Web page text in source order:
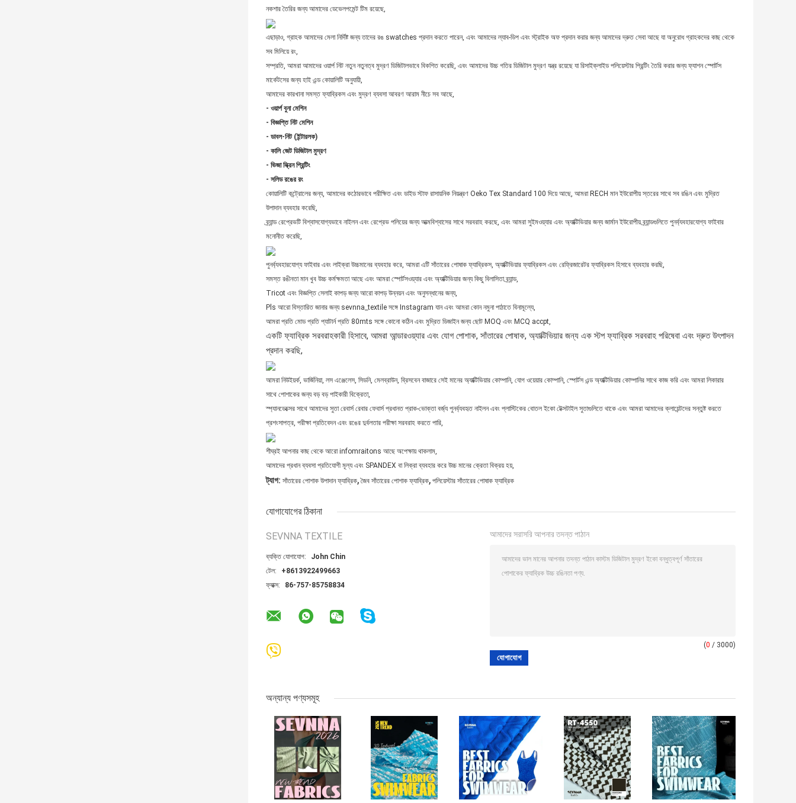
নকশার তৈরির জন্য আমাদের ডেভেলপমেন্ট টিম রয়েছে,
এছাড়াও, গ্রাহক আমাদের মেলা নির্দিষ্ট জন্য তাদের রঙ swatches প্রদান করতে পারেন, এবং আমাদের ল্যাব-ডিপ এবং স্ট্রাইক অফ প্রদান করার জন্য আমাদের দ্রুত সেবা আছে যা অনুরোধ গ্রাহকদের কাছ থেকে
সব মিলিয়ে রং,
সম্প্রতি, আমরা আমাদের ওয়ার্প নিট নতুন নতুনত্ব মুদ্রণ ডিজিটালভাবে বিকশিত করেছি, এবং আমাদের উচ্চ গতির ডিজিটাল মুদ্রণ যন্ত্র রয়েছে যা রিসাইক্লাইড পলিয়েস্টার প্রিন্টিং তৈরি করার জন্য ফ্যাশন স্পোর্টস
মার্কেটসের জন্য হাই এন্ড কোয়ালিটি অনুযায়ী,
আমাদের কারখানা সমস্ত ফ্যাব্রিকস এবং মুদ্রণ ব্যবসা আবরণ আরাম নীচে সব আছে,
- ওয়ার্প বুনা মেশিন
- বিজ্ঞপ্তি নিট মেশিন
- ডাবল-নিট (ইন্টারলক)
- কালি জেট ডিজিটাল মুদ্রণ
- ভিজা স্ক্রিন প্রিন্টিং
- সলিড রঙের রং
কোয়ালিটি কন্ট্রোলের জন্য, আমাদের কঠোরভাবে পরীক্ষিত এবং ডাইড স্টাফ রাসায়নিক নিয়ন্ত্রণ Oeko Tex Standard 100 দিয়ে আছে, আমরা RECH মান ইউরোপীয় স্তরের সাথে সব রঙিন এবং মুদ্রিত
উপাদান ব্যবহার করেছি,
ব্র্যান্ড রেপ্রেভটি বিশ্বাসযোগ্যভাবে নাইলন এবং রেপ্রেভ পলিয়ের জন্য আত্মবিশ্বাসের সাথে সরবরাহ করছে, এবং আমরা সুইমওয়্যার এবং অ্যাক্টিভিয়ার জন্য জার্মান ইউরোপীয় ব্র্যান্ডগুলিতে পুনর্ব্যবহারযোগ্য ফাইবার
মনোনীত করেছি,
পুনর্ব্যবহারযোগ্য ফাইবার এবং লাইক্রা উচ্চমানের ব্যবহার করে, আমরা এটি সাঁতারের পোষাক ফ্যাব্রিকস, অ্যাক্টিভিয়ার ফ্যাব্রিকস এবং রেফ্রিজারেটর ফ্যাব্রিকস হিসাবে ব্যবহার করছি,
সমস্ত রঙীনতা মান খুব উচ্চ কর্মক্ষমতা আছে এবং আমরা স্পোর্টসওয়্যার এবং অ্যাক্টিভিয়ার জন্য কিছু বিলাসিতা ব্র্যান্ড,
Tricot এবং বিজ্ঞপ্তি সেলাই কাপড় জন্য আরো কাপড় উন্নয়ন এবং অনুসন্ধানের জন্য,
Pls আরো বিস্তারিত জানার জন্য sevnna_textile সঙ্গে Instagram যান এবং আমরা কোন নমুনা পাঠাতে বিনামূল্যে,
আমরা প্রতি মোড প্রতি প্যাটার্ন প্রতি 80mts সঙ্গে কোনো কঠিন এবং মুদ্রিত ডিজাইন জন্য ছোট MOQ এবং MCQ accpt,
একটি ফ্যাব্রিক সরবরাহকারী হিসাবে, আমরা আন্ডারওয়্যার এবং যোগ পোশাক, সাঁতারের পোষাক, অ্যাক্টিভিয়ার জন্য এক স্টপ ফ্যাব্রিক সরবরাহ পরিষেবা এবং দ্রুত উৎপাদন
প্রদান করছি,
আমরা নিউইয়র্ক, ভার্জিনিয়া, লস এঞ্জেলেস, সিডনি, মেলব্রাউন, ব্রিসবেন বাজারে সেই মানের অ্যাক্টিভিয়ার কোম্পানি, যোগ ওয়েয়ার কোম্পানি, স্পোর্টস এন্ড অ্যাক্টিভিয়ার কোম্পানির সাথে কাজ করি এবং আমরা লিকারার
সাথে পোশাকের জন্য বড় বড় পাইকারী বিক্রেতা,
স্প্যানডেক্সের সাথে আমাদের সুতা রেবার্স রেবার ফেবার্স প্রধানত প্রাক-ভোক্তা বর্জ্য পুনর্ব্যবহৃত নাইলন এবং প্লাস্টিকের বোতল ইকো টেক্সটাইল সুতাগুলিতে থাকে এবং আমরা আমাদের ক্লায়েন্টদের সন্তুষ্ট করতে
প্রশংসাপত্র, পরীক্ষা প্রতিবেদন এবং রঙের দুর্বলতার পরীক্ষা সরবরাহ করতে পারি,
শীঘ্রই আপনার কাছ থেকে আরো infomraitons আছে অপেক্ষায় থাকলাম,
আমাদের প্রধান ব্যবসা প্রতিযোগী মূল্য এবং SPANDEX বা লিক্রা ব্যবহার করে উচ্চ মানের ক্রেতা বিক্রয় হয়,
ট্যাগ: সাঁতারের পোশাক উপাদান ফ্যাব্রিক, জৈব সাঁতারের পোশাক ফ্যাব্রিক, পলিয়েস্টার সাঁতারের পোষাক ফ্যাব্রিক
যোগাযোগের ঠিকানা
SEVNNA TEXTILE
ব্যক্তি যোগাযোগ:
John Chin
টেল:
+8613922499663
ফ্যাক্স:
86-757-85758834
আমাদের সরাসরি আপনার তদন্ত পাঠান
(0 / 3000)
অন্যান্য পণ্যসমূহ